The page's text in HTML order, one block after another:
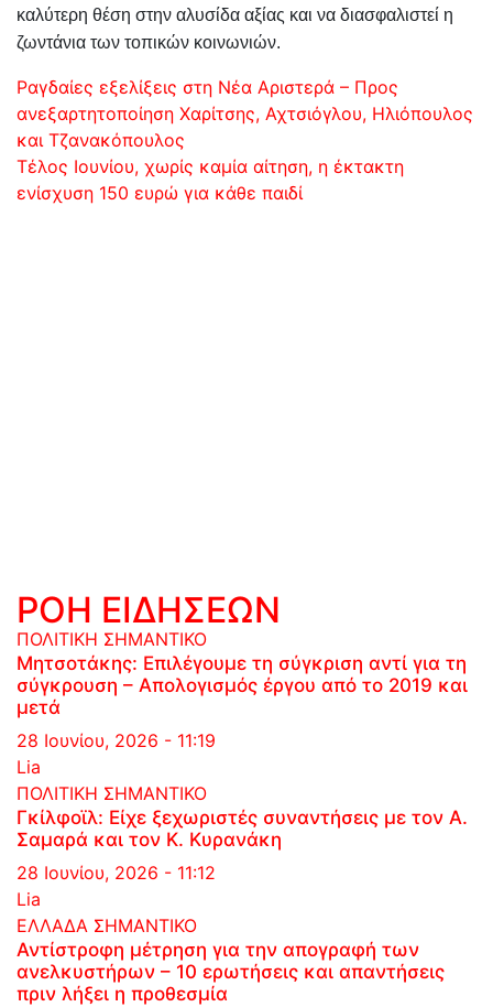
καλύτερη θέση στην αλυσίδα αξίας και να διασφαλιστεί η
ζωντάνια των τοπικών κοινωνιών.
Πλοήγηση
άρθρων
Ραγδαίες εξελίξεις στη Νέα Αριστερά – Προς
ανεξαρτητοποίηση Χαρίτσης, Αχτσιόγλου, Ηλιόπουλος
και Τζανακόπουλος
Τέλος Ιουνίου, χωρίς καμία αίτηση, η έκτακτη
ενίσχυση 150 ευρώ για κάθε παιδί
ΡΟΗ ΕΙΔΗΣΕΩΝ
ΠΟΛΙΤΙΚΗ ΣΗΜΑΝΤΙΚΟ
Μητσοτάκης: Επιλέγουμε τη σύγκριση αντί για τη
σύγκρουση – Απολογισμός έργου από το 2019 και
μετά
28 Ιουνίου, 2026 - 11:19
Lia
ΠΟΛΙΤΙΚΗ ΣΗΜΑΝΤΙΚΟ
Γκίλφοϊλ: Είχε ξεχωριστές συναντήσεις με τον Α.
Σαμαρά και τον Κ. Κυρανάκη
28 Ιουνίου, 2026 - 11:12
Lia
ΕΛΛΑΔΑ ΣΗΜΑΝΤΙΚΟ
Αντίστροφη μέτρηση για την απογραφή των
ανελκυστήρων – 10 ερωτήσεις και απαντήσεις
πριν λήξει η προθεσμία